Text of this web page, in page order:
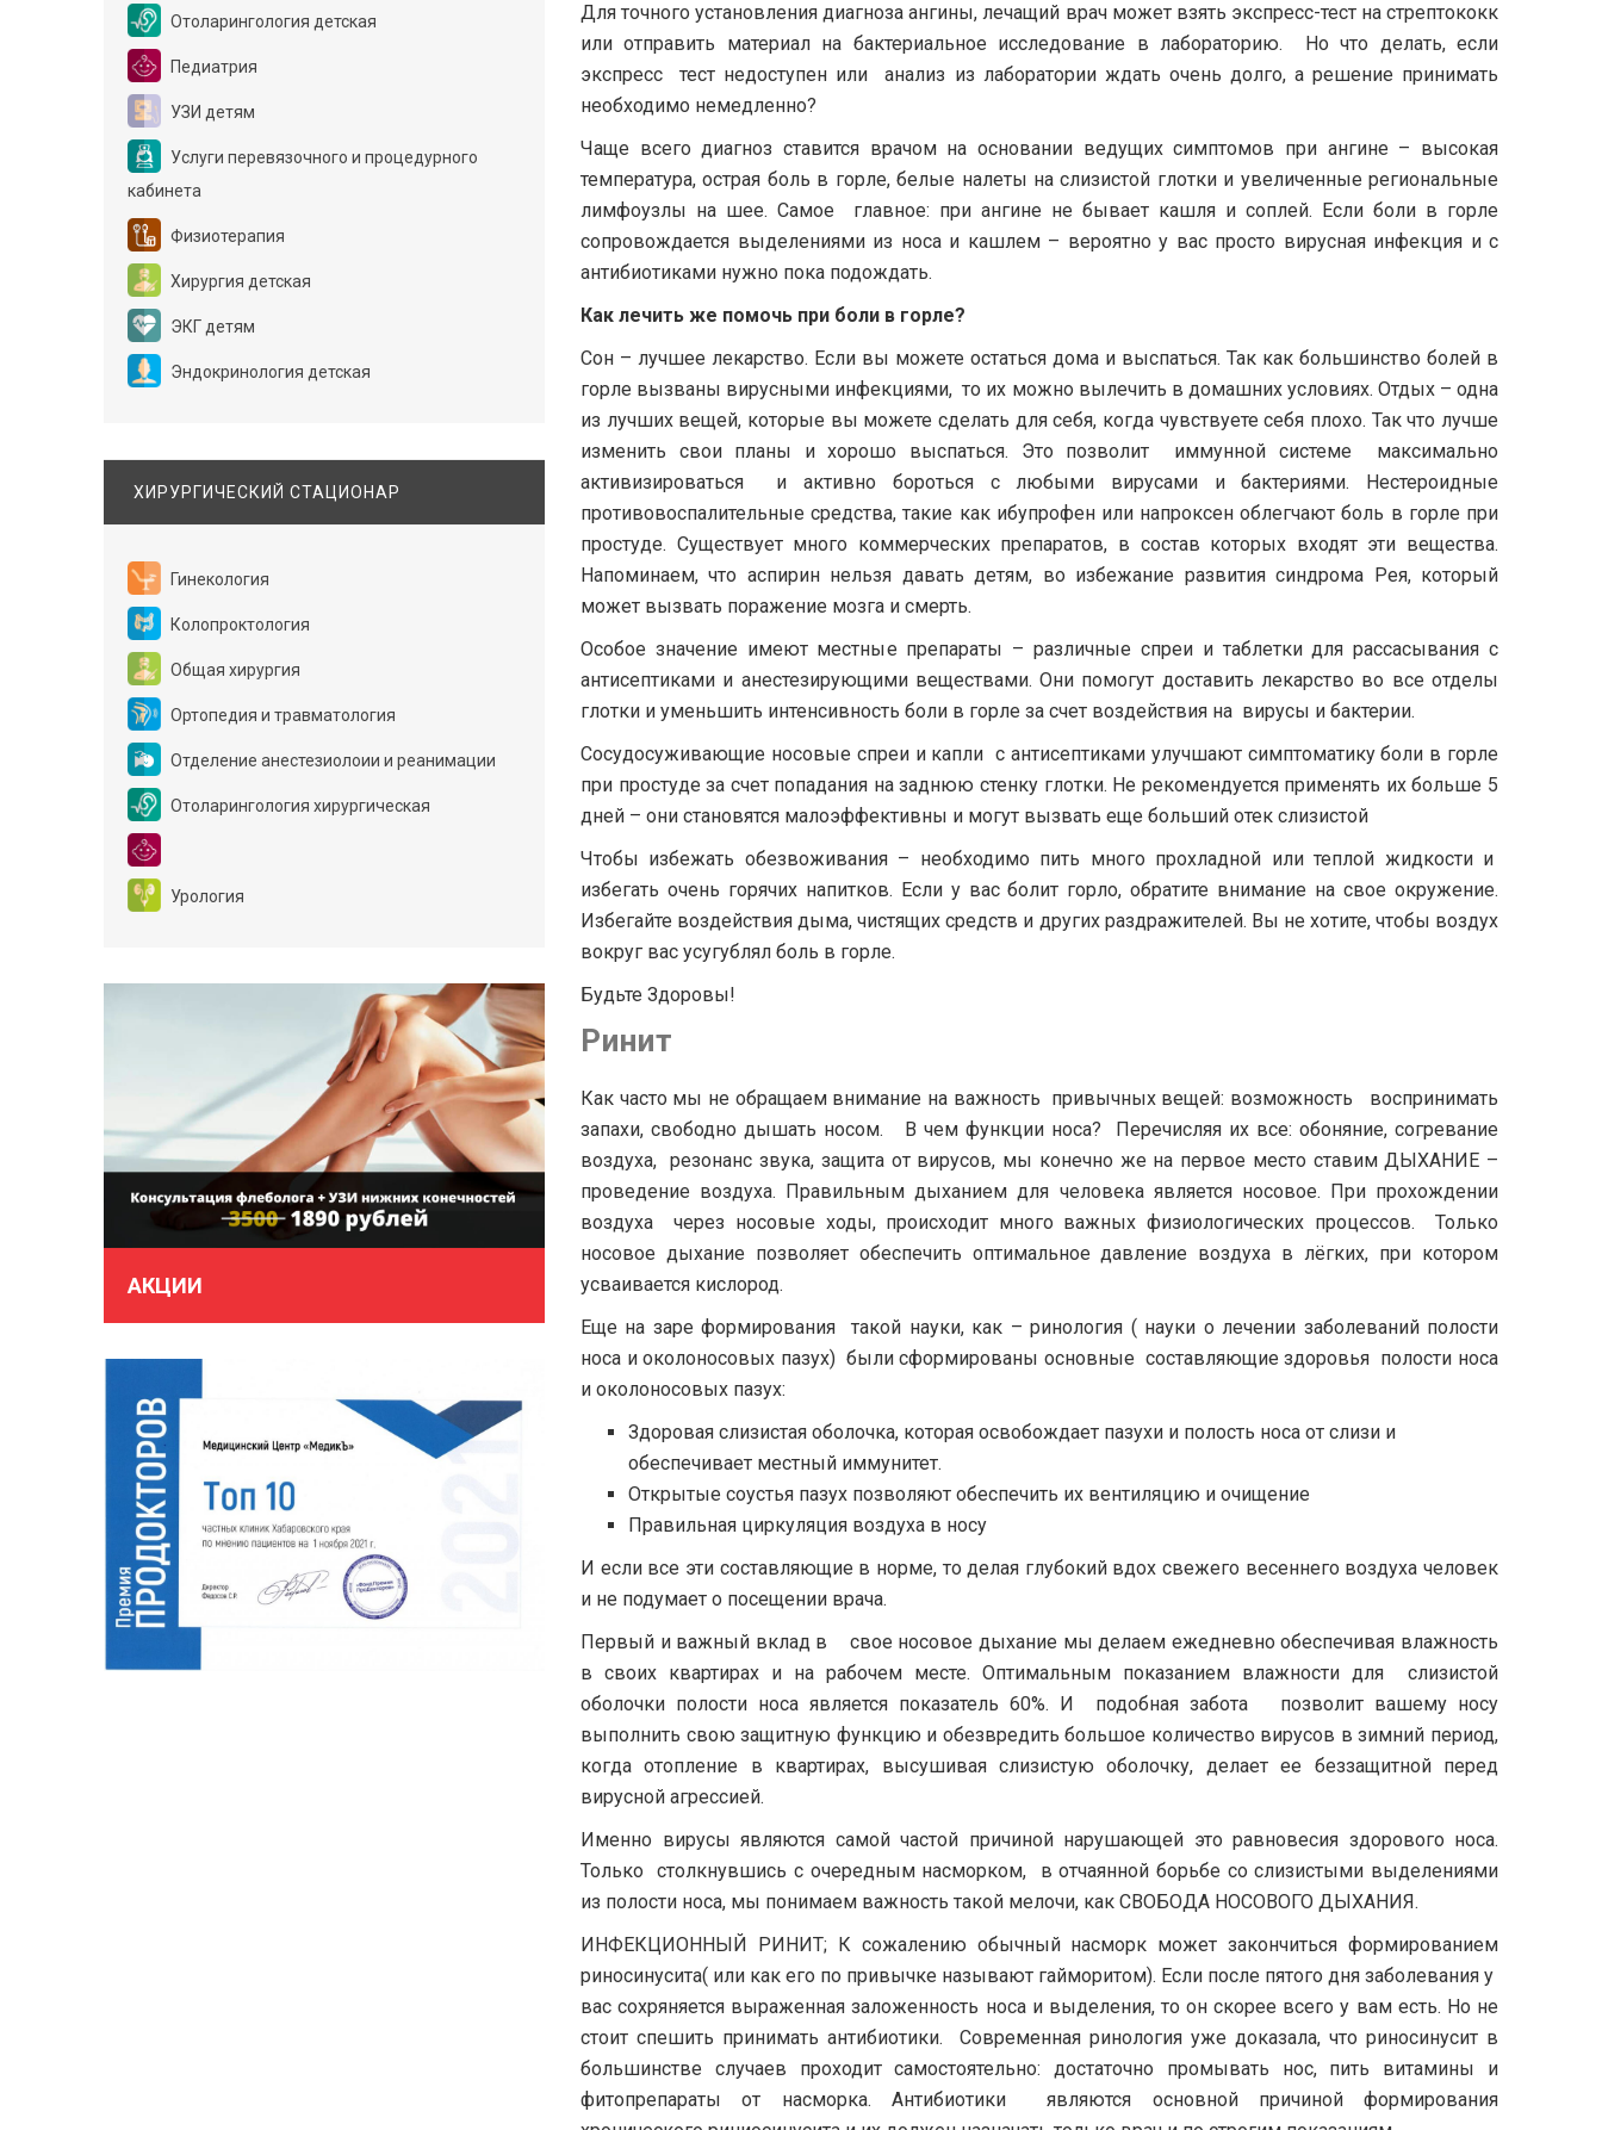
Отоларингология детская
Педиатрия
УЗИ детям
Услуги перевязочного и процедурного
кабинета
Физиотерапия
Хирургия детская
ЭКГ детям
Эндокринология детская
ХИРУРГИЧЕСКИЙ СТАЦИОНАР
Гинекология
Колопроктология
Общая хирургия
Ортопедия и травматология
Отделение анестезиолоии и реанимации
Отоларингология хирургическая
Урология
АКЦИИ
Для точного установления диагноза ангины, лечащий врач может взять экспресс-тест на стрептококк
или отправить материал на бактериальное исследование в лабораторию. Но что делать, если
экспресс тест недоступен или анализ из лаборатории ждать очень долго, а решение принимать
необходимо немедленно?
Чаще всего диагноз ставится врачом на основании ведущих симптомов при ангине – высокая
температура, острая боль в горле, белые налеты на слизистой глотки и увеличенные региональные
лимфоузлы на шее. Самое главное: при ангине не бывает кашля и соплей. Если боли в горле
сопровождается выделениями из носа и кашлем – вероятно у вас просто вирусная инфекция и с
антибиотиками нужно пока подождать.
Как лечить же помочь при боли в горле?
Сон – лучшее лекарство. Если вы можете остаться дома и выспаться. Так как большинство болей в
горле вызваны вирусными инфекциями, то их можно вылечить в домашних условиях. Отдых – одна
из лучших вещей, которые вы можете сделать для себя, когда чувствуете себя плохо. Так что лучше
изменить свои планы и хорошо выспаться. Это позволит иммунной системе максимально
активизироваться и активно бороться с любыми вирусами и бактериями. Нестероидные
противовоспалительные средства, такие как ибупрофен или напроксен облегчают боль в горле при
простуде. Существует много коммерческих препаратов, в состав которых входят эти вещества.
Напоминаем, что аспирин нельзя давать детям, во избежание развития синдрома Рея, который
может вызвать поражение мозга и смерть.
Особое значение имеют местные препараты – различные спреи и таблетки для рассасывания с
антисептиками и анестезирующими веществами. Они помогут доставить лекарство во все отделы
глотки и уменьшить интенсивность боли в горле за счет воздействия на вирусы и бактерии.
Сосудосуживающие носовые спреи и капли с антисептиками улучшают симптоматику боли в горле
при простуде за счет попадания на заднюю стенку глотки. Не рекомендуется применять их больше 5
дней – они становятся малоэффективны и могут вызвать еще больший отек слизистой
Чтобы избежать обезвоживания – необходимо пить много прохладной или теплой жидкости и
избегать очень горячих напитков. Если у вас болит горло, обратите внимание на свое окружение.
Избегайте воздействия дыма, чистящих средств и других раздражителей. Вы не хотите, чтобы воздух
вокруг вас усугублял боль в горле.
Будьте Здоровы!
Ринит
Как часто мы не обращаем внимание на важность привычных вещей: возможность воспринимать
запахи, свободно дышать носом. В чем функции носа? Перечисляя их все: обоняние, согревание
воздуха, резонанс звука, защита от вирусов, мы конечно же на первое место ставим ДЫХАНИЕ –
проведение воздуха. Правильным дыханием для человека является носовое. При прохождении
воздуха через носовые ходы, происходит много важных физиологических процессов. Только
носовое дыхание позволяет обеспечить оптимальное давление воздуха в лёгких, при котором
усваивается кислород.
Еще на заре формирования такой науки, как – ринология ( науки о лечении заболеваний полости
носа и околоносовых пазух) были сформированы основные составляющие здоровья полости носа
и околоносовых пазух:
Здоровая слизистая оболочка, которая освобождает пазухи и полость носа от слизи и
обеспечивает местный иммунитет.
Открытые соустья пазух позволяют обеспечить их вентиляцию и очищение
Правильная циркуляция воздуха в носу
И если все эти составляющие в норме, то делая глубокий вдох свежего весеннего воздуха человек
и не подумает о посещении врача.
Первый и важный вклад в свое носовое дыхание мы делаем ежедневно обеспечивая влажность
в своих квартирах и на рабочем месте. Оптимальным показанием влажности для слизистой
оболочки полости носа является показатель 60%. И подобная забота позволит вашему носу
выполнить свою защитную функцию и обезвредить большое количество вирусов в зимний период,
когда отопление в квартирах, высушивая слизистую оболочку, делает ее беззащитной перед
вирусной агрессией.
Именно вирусы являются самой частой причиной нарушающей это равновесия здорового носа.
Только столкнувшись с очередным насморком, в отчаянной борьбе со слизистыми выделениями
из полости носа, мы понимаем важность такой мелочи, как СВОБОДА НОСОВОГО ДЫХАНИЯ.
ИНФЕКЦИОННЫЙ РИНИТ; К сожалению обычный насморк может закончиться формированием
риносинусита( или как его по привычке называют гайморитом). Если после пятого дня заболевания у
вас сохряняется выраженная заложенность носа и выделения, то он скорее всего у вам есть. Но не
стоит спешить принимать антибиотики. Современная ринология уже доказала, что риносинусит в
большинстве случаев проходит самостоятельно: достаточно промывать нос, пить витамины и
фитопрепараты от насморка. Антибиотики являются основной причиной формирования